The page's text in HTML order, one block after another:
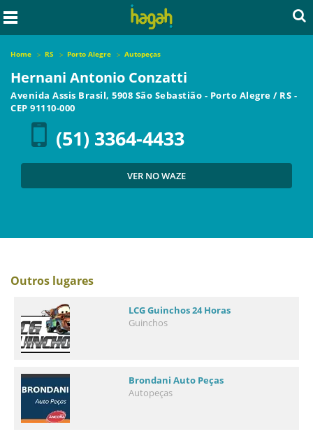
Home RS Porto Alegre Autopeças
Hernani Antonio Conzatti
Avenida Assis Brasil, 5908 São Sebastião - Porto Alegre / RS -
CEP 91110-000
(51) 3364-4433
VER NO WAZE
Outros lugares
LCG Guinchos 24 Horas
Guinchos
Brondani Auto Peças
Autopeças